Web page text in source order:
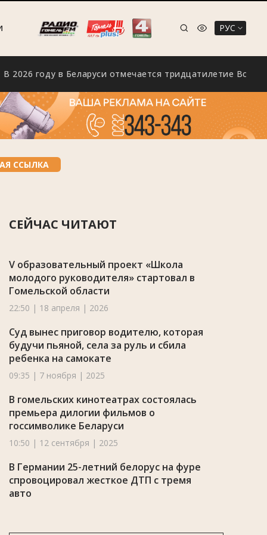
РУС
году в Беларуси отмечается тридцатилетие
ССЫЛКА
СЕЙЧАС ЧИТАЮТ
V образовательный проект «Школа
молодого руководителя» стартовал в
Гомельской области
22:50 | 18 апреля | 2026
Суд вынес приговор водителю, которая
будучи пьяной, села за руль и сбила
ребенка на самокате
09:35 | 7 ноября | 2025
В гомельских кинотеатрах состоялась
премьера дилогии фильмов о
госсимволике Беларуси
10:50 | 12 сентября | 2025
В Германии 25-летний белорус на фуре
спровоцировал жесткое ДТП с тремя
авто